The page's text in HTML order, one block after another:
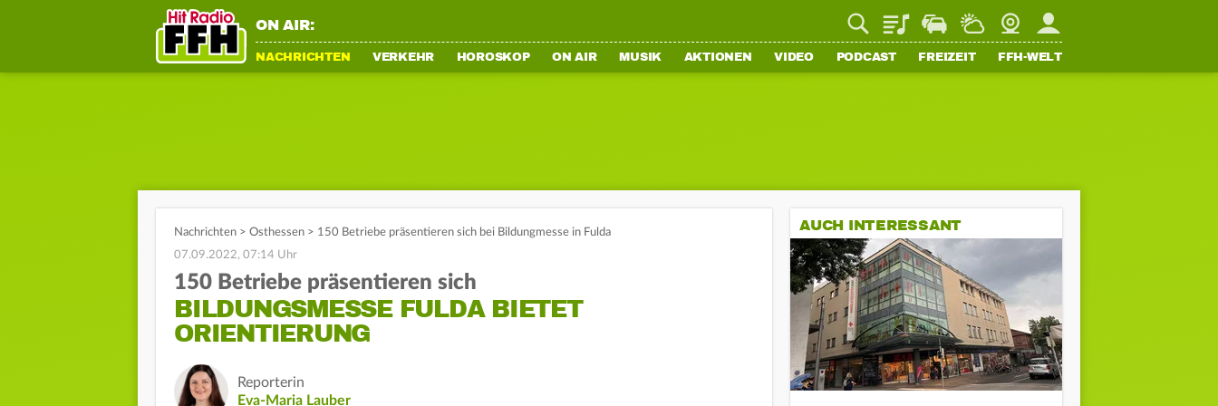
ON AIR: PlaylistStaupilotWetterWebcamMein FFH
NACHRICHTEN VERKEHR HOROSKOP ON AIR MUSIK AKTIONEN VIDEO PODCAST FREIZEIT FFH-WELT
Nachrichten > Osthessen > 150 Betriebe präsentieren sich bei Bildungmesse in Fulda
07.09.2022, 07:14 Uhr
150 Betriebe präsentieren sich
BILDUNGSMESSE FULDA BIETET
ORIENTIERUNG
Reporterin
Eva-Maria Lauber
AUCH INTERESSANT